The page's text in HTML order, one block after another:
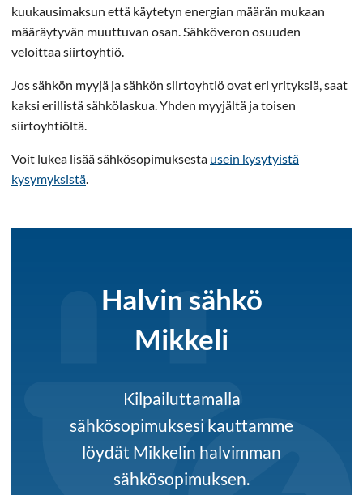
kuukausimaksun että käytetyn energian määrän mukaan
määräytyvän muuttuvan osan. Sähköveron osuuden
veloittaa siirtoyhtiö.
Jos sähkön myyjä ja sähkön siirtoyhtiö ovat eri yrityksiä, saat
kaksi erillistä sähkölaskua. Yhden myyjältä ja toisen
siirtoyhtiöltä.
Voit lukea lisää sähkösopimuksesta usein kysytyistä
kysymyksistä.
Halvin sähkö
Mikkeli
Kilpailuttamalla
sähkösopimuksesi kauttamme
löydät Mikkelin halvimman
sähkösopimuksen.